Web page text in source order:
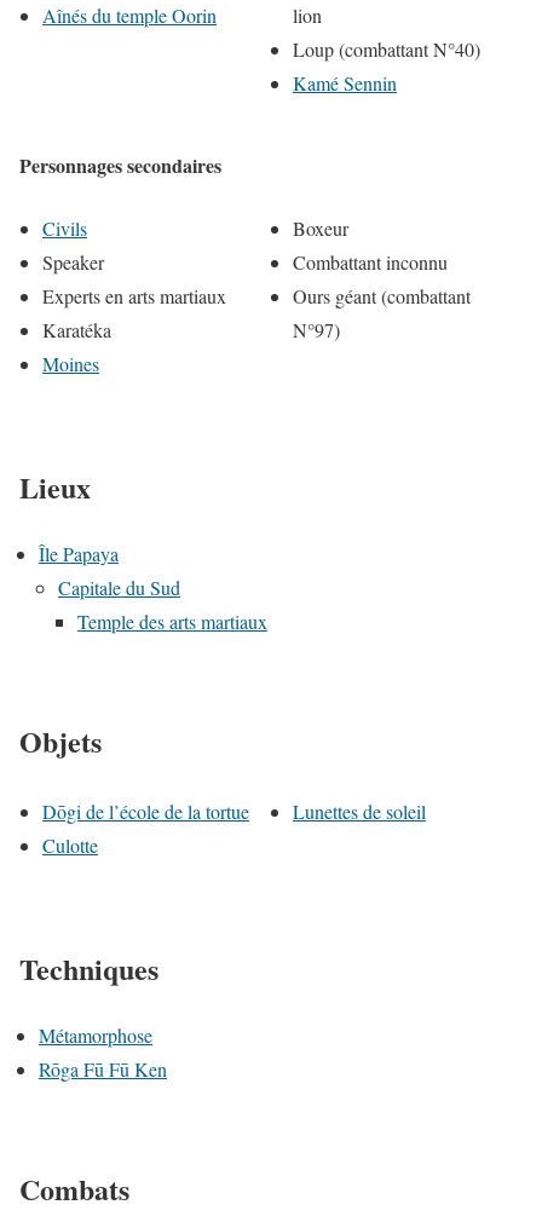
Aînés du temple Oorin
lion
Loup (combattant N°40)
Kamé Sennin
Personnages secondaires
Civils
Speaker
Experts en arts martiaux
Karatéka
Moines
Boxeur
Combattant inconnu
Ours géant (combattant
N°97)
Lieux
Île Papaya
Capitale du Sud
Temple des arts martiaux
Objets
Dōgi de l’école de la tortue
Culotte
Lunettes de soleil
Techniques
Métamorphose
Rōga Fū Fū Ken
Combats